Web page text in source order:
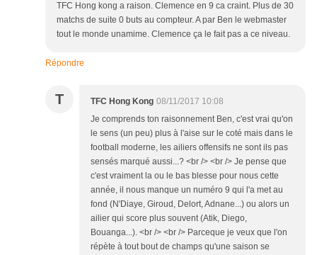
TFC Hong kong a raison. Clemence en 9 ca craint. Plus de 30
matchs de suite 0 buts au compteur. A par Ben le webmaster
tout le monde unamime. Clemence ça le fait pas a ce niveau.
Répondre
T TFC Hong Kong 08/11/2017 10:08
Je comprends ton raisonnement Ben, c'est vrai qu'on
le sens (un peu) plus à l'aise sur le coté mais dans le
football moderne, les ailiers offensifs ne sont ils pas
sensés marqué aussi...? <br /> <br /> Je pense que
c'est vraiment la ou le bas blesse pour nous cette
année, il nous manque un numéro 9 qui l'a met au
fond (N'Diaye, Giroud, Delort, Adnane...) ou alors un
ailier qui score plus souvent (Atik, Diego,
Bouanga...). <br /> <br /> Parceque je veux que l'on
répète à tout bout de champs qu'une saison se